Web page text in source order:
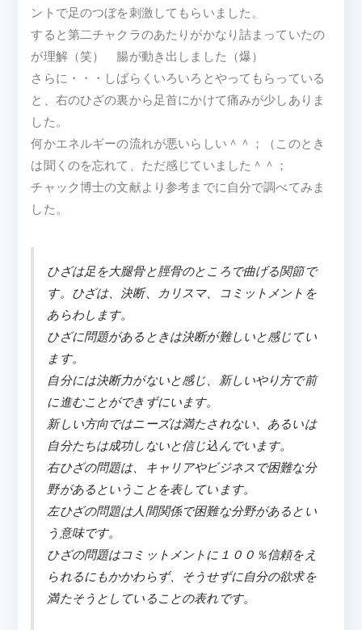
ントで足のつぼを刺激してもらいました。
すると第二チャクラのあたりがかなり詰まっていたの
が理解（笑） 腸が動き出しました（爆）
さらに・・・しばらくいろいろとやってもらっている
と、右のひざの裏から足首にかけて痛みが少しありま
した。
何かエネルギーの流れが悪いらしい＾＾；（このとき
は聞くのを忘れて、ただ感じていました＾＾；
チャック博士の文献より参考までに自分で調べてみま
した。
ひざは足を大腿骨と脛骨のところで曲げる関節で
す。ひざは、決断、カリスマ、コミットメントを
あらわします。
ひざに問題があるときは決断が難しいと感じてい
ます。
自分には決断力がないと感じ、新しいやり方で前
に進むことができずにいます。
新しい方向ではニーズは満たされない、あるいは
自分たちは成功しないと信じ込んでいます。
右ひざの問題は、キャリアやビジネスで困難な分
野があるということを表しています。
左ひざの問題は人間関係で困難な分野があるとい
う意味です。
ひざの問題はコミットメントに１００％信頼をえ
られるにもかかわらず、そうせずに自分の欲求を
満たそうとしていることの表れです。